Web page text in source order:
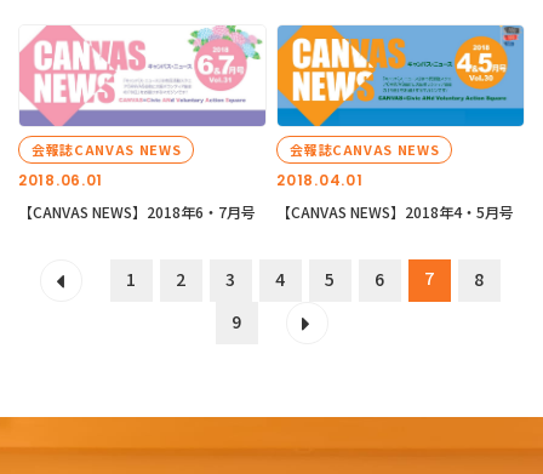
2018.06.01
会報誌CANVAS NEWS
【CANVAS NEWS】2018年6・7月号
2018.04.01
会報誌CANVAS NEWS
【CANVAS NEWS】2018年4・5月号
1 2 3 4 5 6 7
8
9